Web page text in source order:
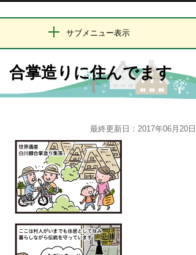
サブメニュー表示
合掌造りに住んでます
最終更新日：2017年06月20日